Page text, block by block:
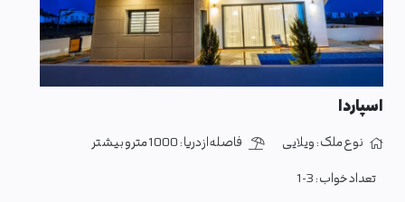
اسپاردا
نوع ملک :ویلایی فاصله از دریا :1000 متر و بیشتر
تعداد خواب :1-3